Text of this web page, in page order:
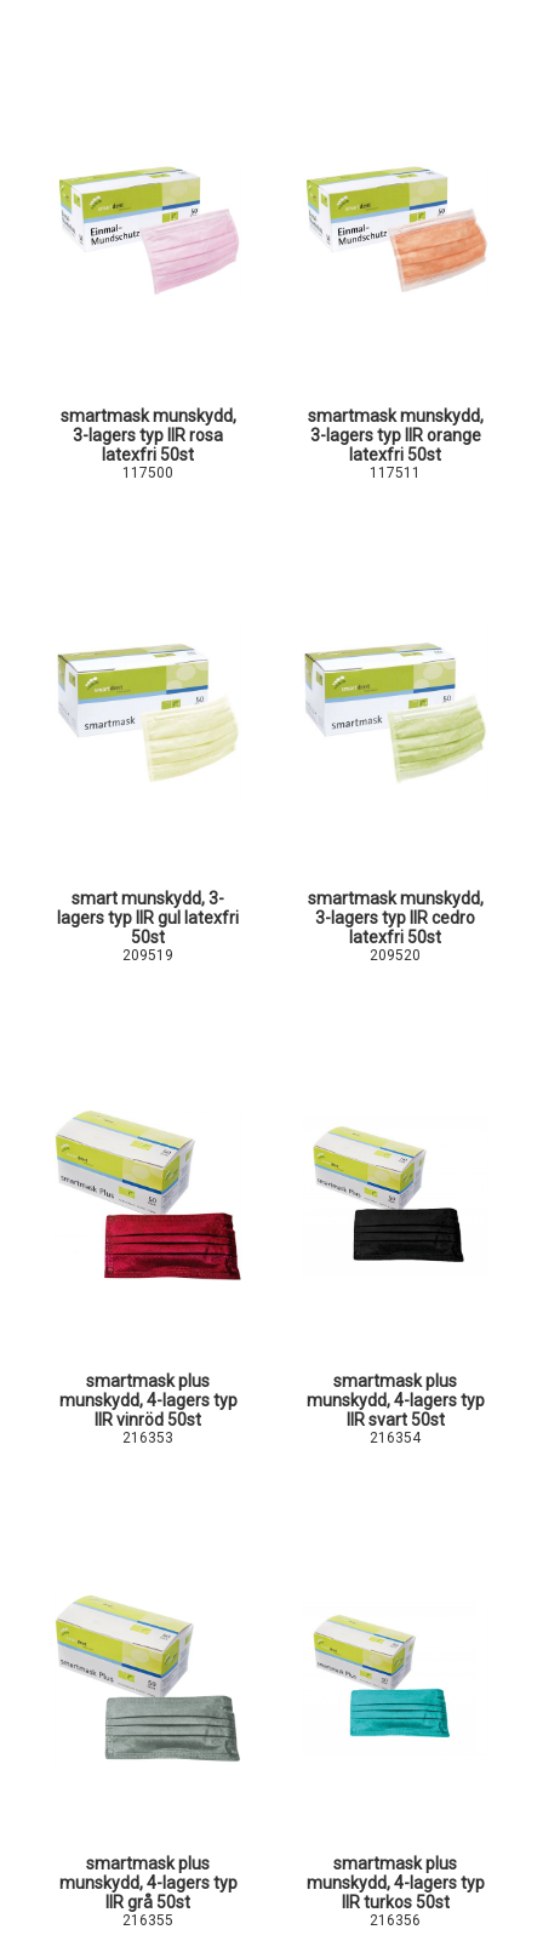
smartmask munskydd,
3-lagers typ IIR rosa
latexfri 50st
117500
smartmask munskydd,
3-lagers typ IIR orange
latexfri 50st
117511
smart munskydd, 3-
lagers typ IIR gul latexfri
50st
209519
smartmask munskydd,
3-lagers typ IIR cedro
latexfri 50st
209520
smartmask plus
munskydd, 4-lagers typ
IIR vinröd 50st
216353
smartmask plus
munskydd, 4-lagers typ
IIR svart 50st
216354
smartmask plus
munskydd, 4-lagers typ
IIR grå 50st
216355
smartmask plus
munskydd, 4-lagers typ
IIR turkos 50st
216356